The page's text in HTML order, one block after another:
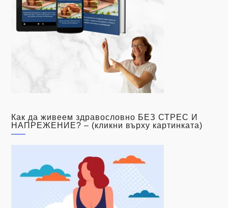
Как да живеем здравословно БЕЗ СТРЕС И
НАПРЕЖЕНИЕ? – (кликни върху картинката)